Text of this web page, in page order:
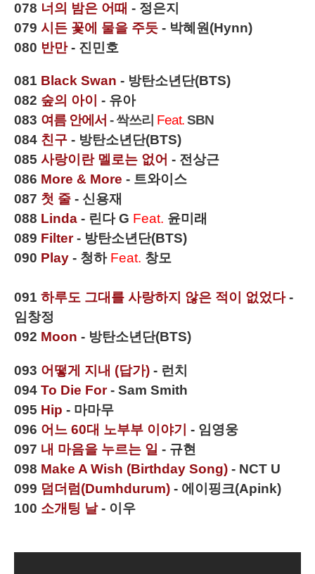
078 너의 밤은 어때 - 정은지
079 시든 꽃에 물을 주듯 - 박혜원(Hynn)
080 반만 - 진민호
081 Black Swan - 방탄소년단(BTS)
082 숲의 아이 - 유아
083 여름 안에서 - 싹쓰리 Feat.SBN
084 친구 - 방탄소년단(BTS)
085 사랑이란 멜로는 없어 - 전상근
086 More & More - 트와이스
087 첫 줄 - 신용재
088 Linda - 린다 G Feat. 윤미래
089 Filter - 방탄소년단(BTS)
090 Play - 청하 Feat. 창모
091 하루도 그대를 사랑하지 않은 적이 없었다-
임창정
092 Moon - 방탄소년단(BTS)
093 어떻게 지내 (답가) - 런치
094 To Die For - Sam Smith
095 Hip - 마마무
096 어느 60대 노부부 이야기
- 임영웅
097 내 마음을 누르는 일 - 규현
098 Make A Wish (Birthday Song) - NCT U
099 덤더럼(Dumhdurum) - 에이핑크(Apink)
100 소개팅 날- 이우